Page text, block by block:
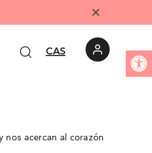
Abrir
×
CAS
nos acercan al corazón